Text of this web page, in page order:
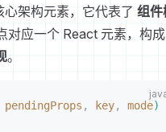
架构元素，它代表了 组件
对应一个 React 元素，构
。
pendingProps , key, mode)